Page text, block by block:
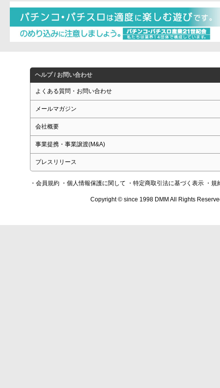
ヘルプ / お問い合わせ
よくある質問・お問い合わせ
メールマガジン
会社概要
事業提携・事業譲渡(M&A)
プレスリリース
・会員規約 ・個人情報保護に関して ・特定商取引法に基づく表示 ・規
Copyright © since 1998 DMM All Rights